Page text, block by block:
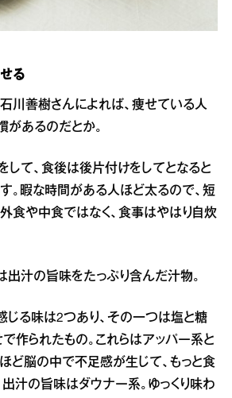
る
川善樹さんによれば、痩せている人
があるのだとか。
して、食後は後片付けをしてとなると
。暇な時間がある人ほど太るので、短
食や中食ではなく、食事はやはり自炊
出汁の旨味をたっぷり含んだ汁物。
じる味は2つあり、その一つは塩と糖
作られたもの。これらはアッパー系と
ど脳の中で不足感が生じて、もっと食
出汁の旨味はダウナー系。ゆっくり味わ